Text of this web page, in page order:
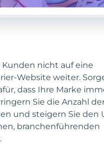
Kunden nicht auf eine
Website weiter.
dass Ihre Marke
Sie die Anzahl
und steigern Sie den
branchenführenden